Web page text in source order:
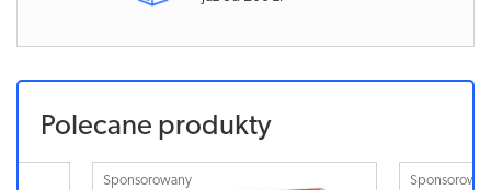
Polecane produkty
Sponsorowany